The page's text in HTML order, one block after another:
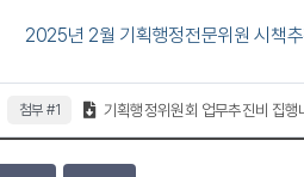
2025년 2월 기획행정전문위원 시책
첨부 #1 기획행정위원회 업무추진비 집